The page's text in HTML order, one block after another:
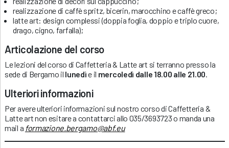
realizzazione di caffè spritz, bicerin, marocchino e caffè greco;
latte art: design complessi (doppia foglia, doppio e triplo cuore,
drago, cigno, farfalla);
Articolazione del corso
Le lezioni del corso di Caffetteria & Latte art si terranno presso la
sede di Bergamo il lunedìe il mercoledì dalle 18.00 alle 21.00
Ulteriori informazioni
Per avere ulteriori informazioni sul nostro corso di Caffetteria &
Latte art non esitare a contattarci allo 035/3693723 o manda una
mail a formazione.bergamo@abf.eu